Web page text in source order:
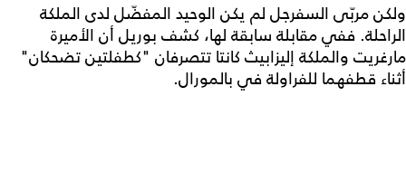
ولكن مربّى السفرجل لم يكن الوحيد المفضّل لدى الملكة
الراحلة. ففي مقابلة سابقة لها، كشف بوريل أن الأميرة
مارغريت والملكة إليزابيث كانتا تتصرفان "كطفلتين تضحكان"
أثناء قطفهما للفراولة في بالمورال.